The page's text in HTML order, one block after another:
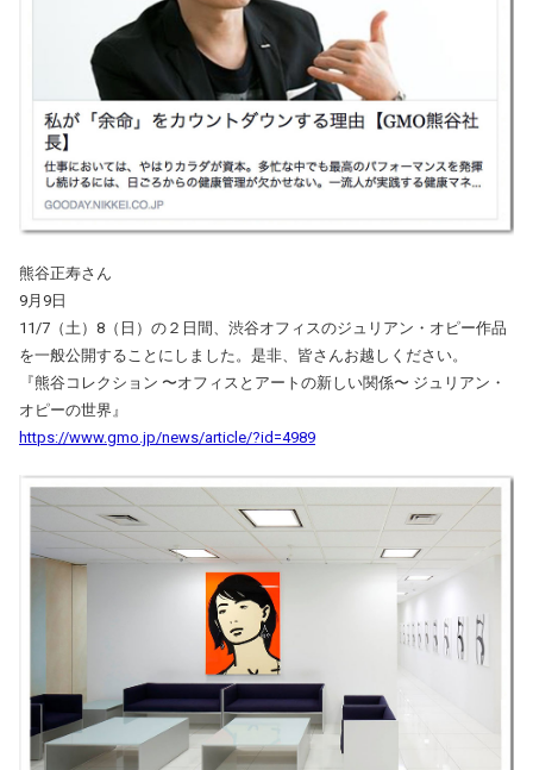
熊谷正寿さん
9月9日
11/7（土）8（日）の２日間、渋谷オフィスのジュリアン・オピー作品
を一般公開することにしました。是非、皆さんお越しください。
『熊谷コレクション 〜オフィスとアートの新しい関係〜 ジュリアン・
オピーの世界』
https://www.gmo.jp/news/article/?id=4989